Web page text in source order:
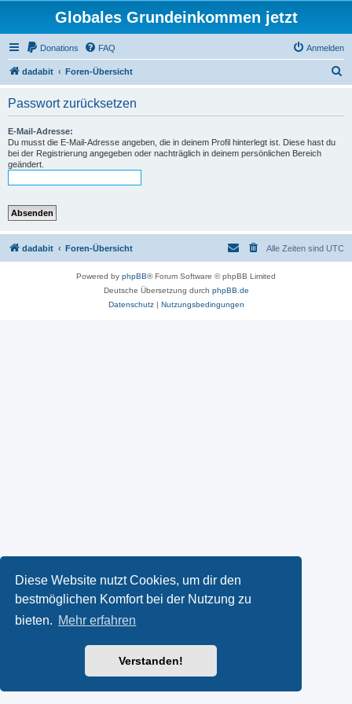
Diese Website nutzt Cookies, um dir den
bestmöglichen Komfort bei der Nutzung zu
bieten. Mehr erfahren
Verstanden!
Globales Grundeinkommen jetzt
Donations FAQ Anmelden
dadabit Foren-Übersicht
Passwort zurücksetzen
E-Mail-Adresse:
Du musst die E-Mail-Adresse angeben, die in deinem Profil hinterlegt ist. Diese hast du
bei der Registrierung angegeben oder nachträglich in deinem persönlichen Bereich
geändert.
dadabit Foren-Übersicht Alle Zeiten sind UTC
Powered by phpBB® Forum Software © phpBB Limited
Deutsche Übersetzung durch phpBB.de
Datenschutz| Nutzungsbedingungen